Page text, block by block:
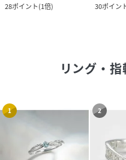
28ポイント(1倍)
30ポイン
リング・指
1 2